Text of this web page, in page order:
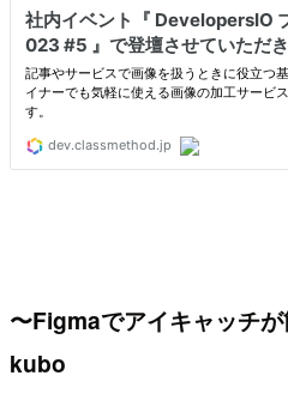
〜Figmaでアイキャッチ
kubo